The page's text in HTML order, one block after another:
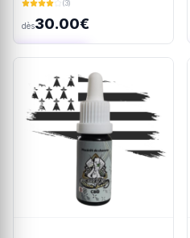
(3)
dès30.00€
Ajout rapide